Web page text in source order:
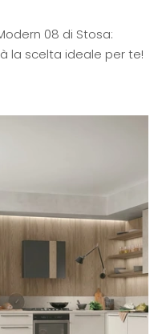
08 di Stosa:
la scelta ideale per te!